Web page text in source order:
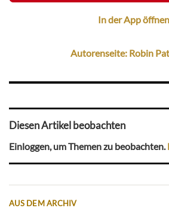
In der App öffnen
Autorenseite: Robin
Diesen Artikel beobachten
Einloggen, um Themen zu beobachten.
AUS DEM ARCHIV